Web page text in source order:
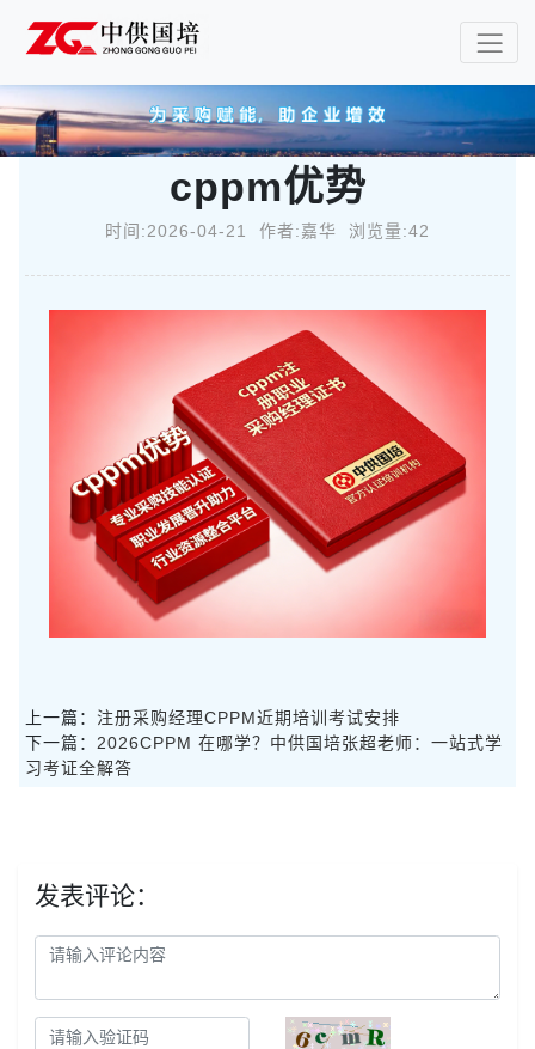
cppm优势
时间:2026-04-21 作者:嘉华 浏览量:42
上一篇： 注册采购经理CPPM近期培训考试安排
下一篇： 2026CPPM 在哪学？中供国培张超老师：一站式学
习考证全解答
发表评论：